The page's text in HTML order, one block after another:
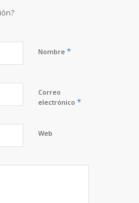
Nombre *
Correo
electrónico *
Web